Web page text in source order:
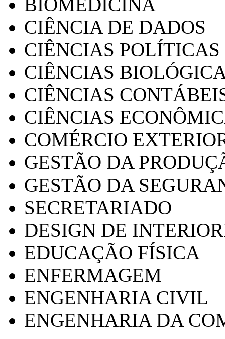
CIÊNCIA DE DADOS
CIÊNCIAS POLÍTICAS
CIÊNCIAS
CIÊNCIAS
CIÊNCIAS
COMÉRCIO
GESTÃO DA
GESTÃO DA
SECRETARIADO
DESIGN DE
EDUCAÇÃO FÍSICA
ENFERMAGEM
ENGENHARIA CIVIL
ENGENHARIA DA